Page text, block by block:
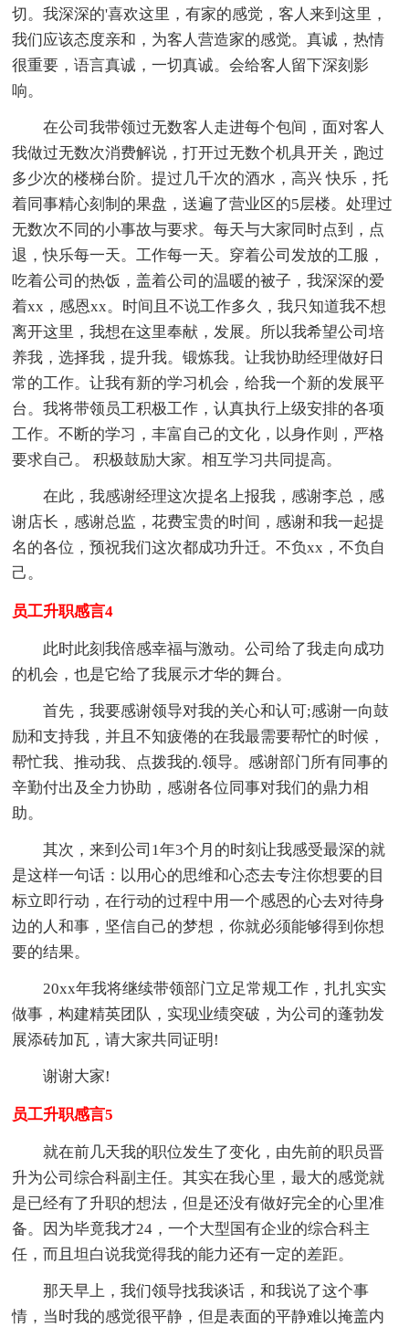
切。我深深的'喜欢这里，有家的感觉，客人来到这里，
我们应该态度亲和，为客人营造家的感觉。真诚，热情
很重要，语言真诚，一切真诚。会给客人留下深刻影
响。
在公司我带领过无数客人走进每个包间，面对客人
我做过无数次消费解说，打开过无数个机具开关，跑过
多少次的楼梯台阶。提过几千次的酒水，高兴 快乐，托
着同事精心刻制的果盘，送遍了营业区的5层楼。处理过
无数次不同的小事故与要求。每天与大家同时点到，点
退，快乐每一天。工作每一天。穿着公司发放的工服，
吃着公司的热饭，盖着公司的温暖的被子，我深深的爱
着xx，感恩xx。时间且不说工作多久，我只知道我不想
离开这里，我想在这里奉献，发展。所以我希望公司培
养我，选择我，提升我。锻炼我。让我协助经理做好日
常的工作。让我有新的学习机会，给我一个新的发展平
台。我将带领员工积极工作，认真执行上级安排的各项
工作。不断的学习，丰富自己的文化，以身作则，严格
要求自己。 积极鼓励大家。相互学习共同提高。
在此，我感谢经理这次提名上报我，感谢李总，感
谢店长，感谢总监，花费宝贵的时间，感谢和我一起提
名的各位，预祝我们这次都成功升迁。不负xx，不负自
己。
员工升职感言4
此时此刻我倍感幸福与激动。公司给了我走向成功
的机会，也是它给了我展示才华的舞台。
首先，我要感谢领导对我的关心和认可;感谢一向鼓
励和支持我，并且不知疲倦的在我最需要帮忙的时候，
帮忙我、推动我、点拨我的.领导。感谢部门所有同事的
辛勤付出及全力协助，感谢各位同事对我们的鼎力相
助。
其次，来到公司1年3个月的时刻让我感受最深的就
是这样一句话：以用心的思维和心态去专注你想要的目
标立即行动，在行动的过程中用一个感恩的心去对待身
边的人和事，坚信自己的梦想，你就必须能够得到你想
要的结果。
20xx年我将继续带领部门立足常规工作，扎扎实实
做事，构建精英团队，实现业绩突破，为公司的蓬勃发
展添砖加瓦，请大家共同证明!
谢谢大家!
员工升职感言5
就在前几天我的职位发生了变化，由先前的职员晋
升为公司综合科副主任。其实在我心里，最大的感觉就
是已经有了升职的想法，但是还没有做好完全的心里准
备。因为毕竟我才24，一个大型国有企业的综合科主
任，而且坦白说我觉得我的能力还有一定的差距。
那天早上，我们领导找我谈话，和我说了这个事
情，当时我的感觉很平静，但是表面的平静难以掩盖内